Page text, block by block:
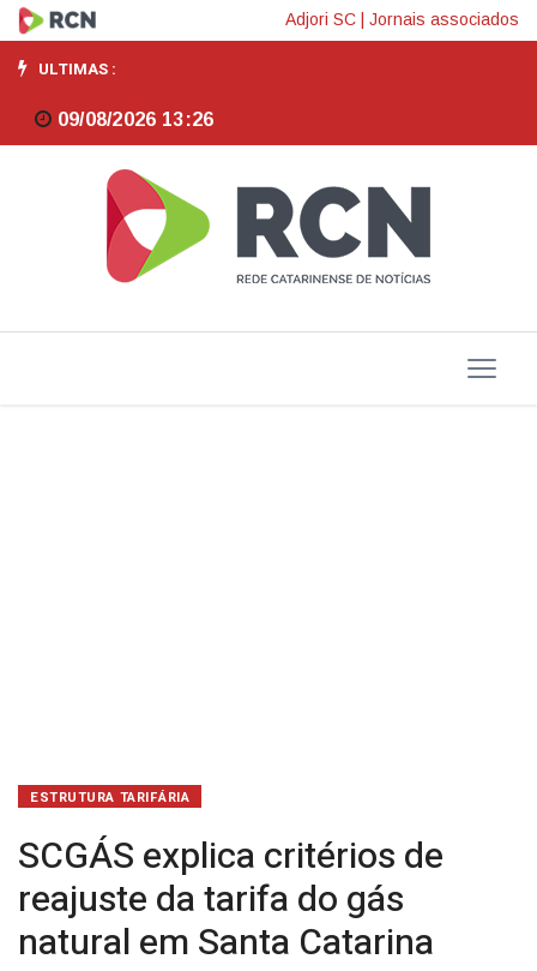
SCGÁS
explica
critérios
reajuste
tarifa
Adjori SC Jornais associados
ULTIMAS :
09/08/2026 13:26
ESTRUTURA TARIFÁRIA
SCGÁS explica critérios de
reajuste da tarifa do gás
natural em Santa Catarina